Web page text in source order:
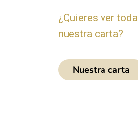
¿Quieres ver toda
nuestra carta?
Nuestra carta